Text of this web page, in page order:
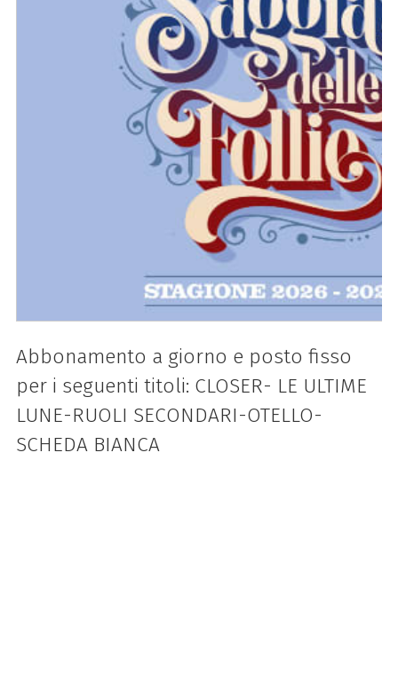
Abbonamento a giorno e posto fisso
per i seguenti titoli: CLOSER- LE ULTIME
LUNE-RUOLI SECONDARI-OTELLO-
SCHEDA BIANCA